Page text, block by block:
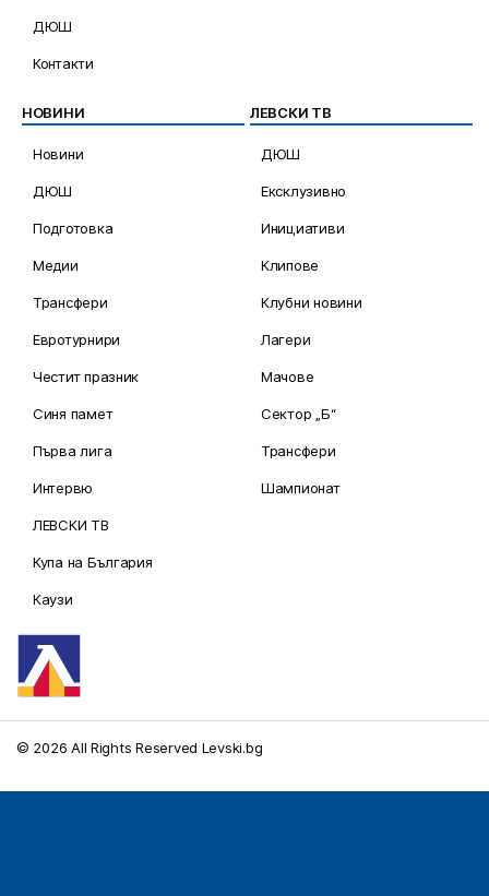
ДЮШ
Контакти
НОВИНИ
Новини
ДЮШ
Подготовка
Медии
Трансфери
Евротурнири
Честит празник
Синя памет
Първа лига
Интервю
ЛЕВСКИ ТВ
Купа на България
Каузи
ЛЕВСКИ ТВ
ДЮШ
Ексклузивно
Инициативи
Клипове
Клубни новини
Лагери
Мачове
Сектор „Б“
Трансфери
Шампионат
© 2026 All Rights Reserved Levski.bg